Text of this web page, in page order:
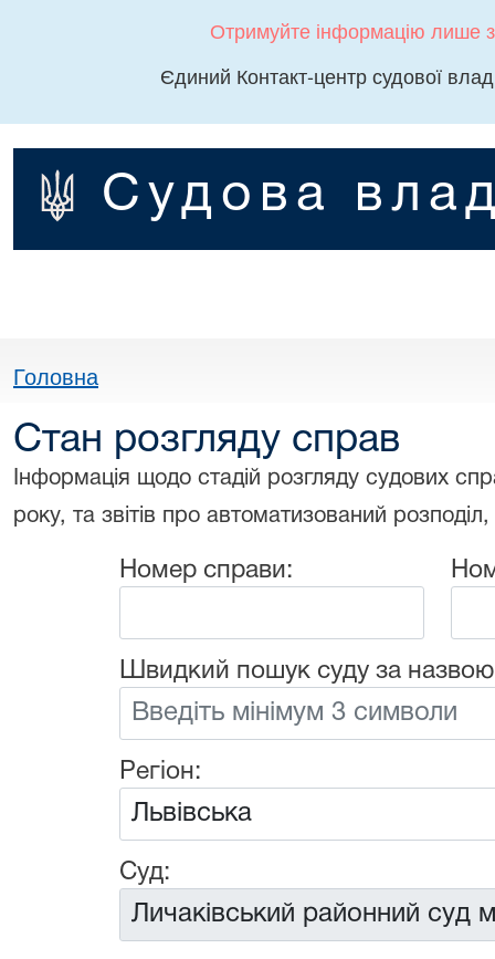
Отримуйте інформацію лише
Єдиний Контакт-центр судової
Судова
Головна
Стан розгляду справ
Інформація щодо стадій розгляду судових
року, та звітів про автоматизований
Номер справи:
Швидкий пошук суду за
Регіон:
Суд: